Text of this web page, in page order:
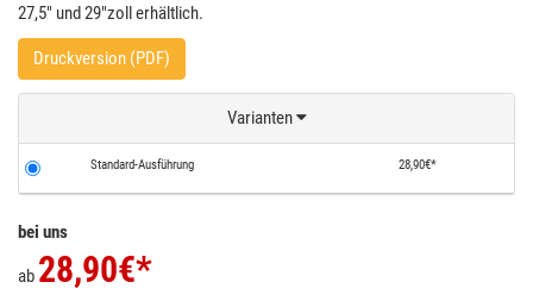
27,5" und 29"zoll erhältlich.
Druckversion (PDF)
Varianten
Standard-Ausführung 28,90€*
bei uns
ab 28,90€*